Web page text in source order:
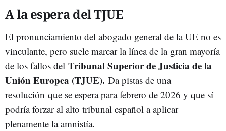
A la espera del TJUE
El pronunciamiento del abogado general de la UE no es
vinculante, pero suele marcar la línea de la gran mayoría
de los fallos del Tribunal Superior de Justicia de la
Unión Europea (TJUE). Da pistas de una
resolución que se espera para febrero de 2026 y que sí
podría forzar al alto tribunal español a aplicar
plenamente la amnistía.